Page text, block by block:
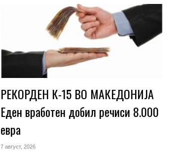
РЕКОРДЕН К-15 ВО МАКЕДОНИЈА
Еден вработен добил речиси 8.000
евра
7 август, 2026